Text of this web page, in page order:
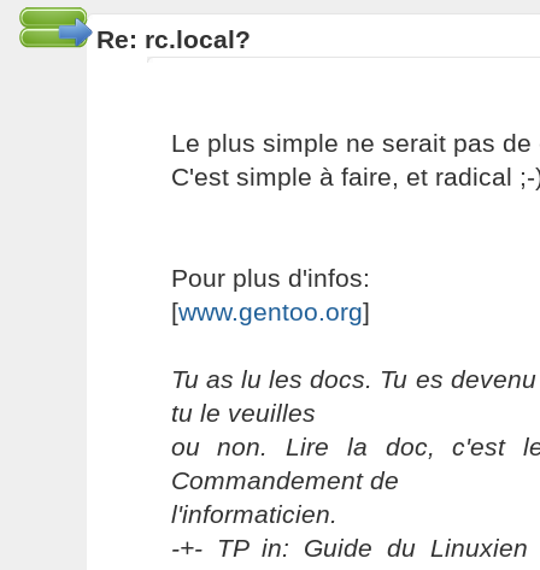
Re: rc.local?
Le plus simple ne serait pas
C'est simple à faire, et radical ;-
Pour plus d'infos:
[www.gentoo.org]
Tu as lu les docs. Tu es
tu le veuilles
ou non. Lire la doc, c'est
Commandement de
l'informaticien.
-+- TP in: Guide du Linuxien